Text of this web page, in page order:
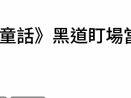
專欄話》黑道盯